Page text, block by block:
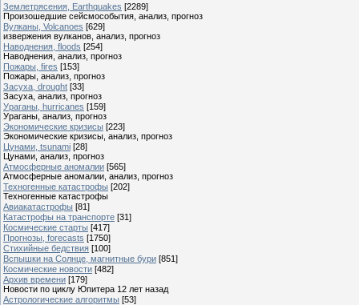
Землетрясения, Earthquakes [2289]
Произошедшие сейсмособытия, анализ, прогноз
Вулканы, Volcanoes [629]
извержения вулканов, анализ, прогноз
Наводнения, floods [254]
Наводнения, анализ, прогноз
Пожары, fires [153]
Пожары, анализ, прогноз
Засуха, drought [33]
Засуха, анализ, прогноз
Ураганы, hurricanes [159]
Ураганы, анализ, прогноз
Экономические кризисы [223]
Экономические кризисы, анализ, прогноз
Цунами, tsunami [28]
Цунами, анализ, прогноз
Атмосферные аномалии [565]
Атмосферные аномалии, анализ, прогноз
Техногенные катастрофы [202]
Техногенные катастрофы
Авиакатастрофы [81]
Катастрофы на транспорте [31]
Космические старты [417]
Прогнозы, forecasts [1750]
Стихийные бедствия [100]
Вспышки на Солнце, магнитные бури [851]
Космические новости [482]
Архив времени [179]
Новости по циклу Юпитера 12 лет назад
Астрологические алгоритмы [53]